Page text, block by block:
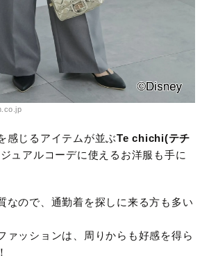
感じるアイテムが並ぶTe chichi(テチ
ュアルコーデに使えるお洋服も手に
なので、通勤着を探しに来る方も多い
ァッションは、周りからも好感を得ら